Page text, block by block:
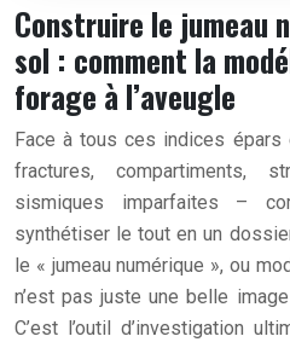
Construire le jumeau
sol : comment la
forage à l’aveugle
Face à tous ces indices
fractures, compartiments,
sismiques imparfaites –
synthétiser le tout en un
le « jumeau numérique », ou
n’est pas juste une belle
C’est l’outil d’investigation